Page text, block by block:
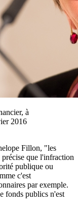
à
2016
Fillon, "les
précise que l'infraction
publique ou
c'est
par exemple.
fonds publics n'est